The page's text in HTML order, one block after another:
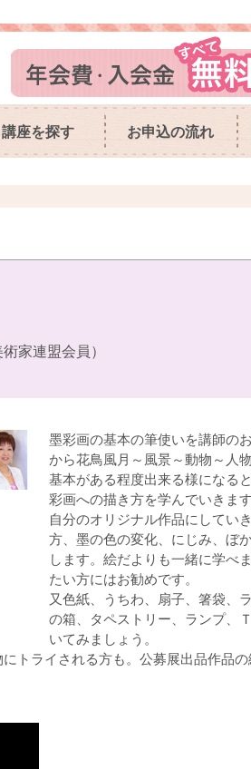
講座を探す お申込の流れ
家連盟会員）
墨彩画の基本の筆使いを講師の
から花鳥風月～風景～動物～人
基本がある程度出来る様になる
彩画への描き方を学んでいきま
自分のオリジナル作品にしてい
方、墨の色の変化、にじみ、ぼ
します。絵だよりも一緒に学べ
たい方にはお勧めです。
又色紙、うちわ、扇子、箸袋、
の箱、タペストリー、ランプ、
いてみましょう。
トライされる方も。公募展出品作品